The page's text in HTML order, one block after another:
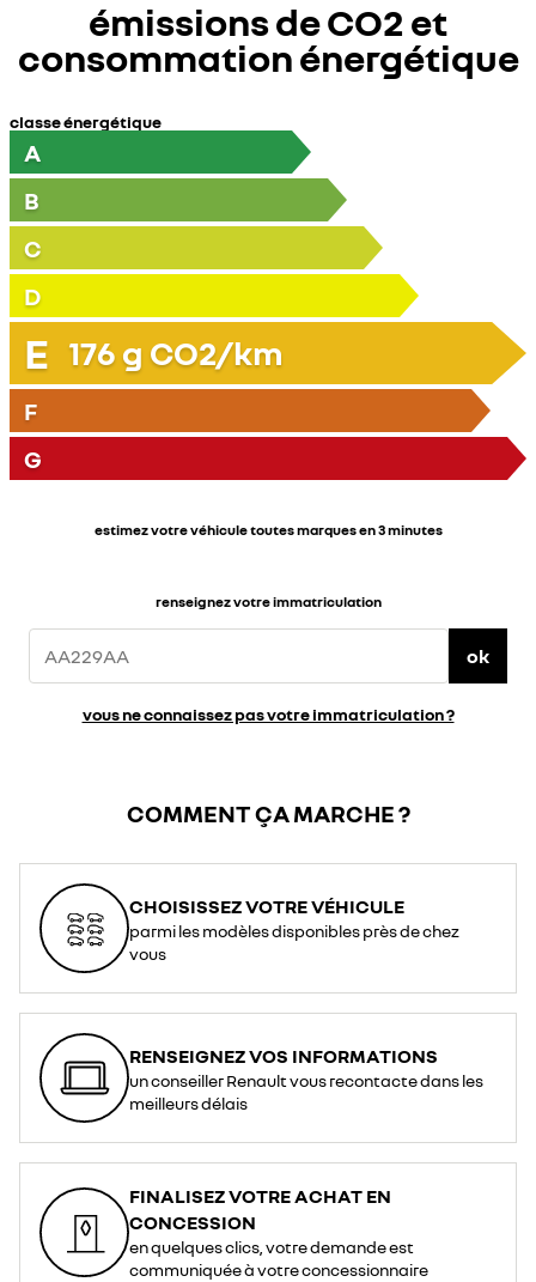
émissions de CO2 et
consommation énergétique
classe énergétique
A
B
C
D
E 176 g CO2/km
F
G
estimez votre véhicule toutes marques en 3 minutes
renseignez votre immatriculation
ok
vous ne connaissez pas votre immatriculation ?
COMMENT ÇA MARCHE ?
CHOISISSEZ VOTRE VÉHICULE
parmi les modèles disponibles près de chez
vous
RENSEIGNEZ VOS INFORMATIONS
un conseiller Renault vous recontacte dans les
meilleurs délais
FINALISEZ VOTRE ACHAT EN
CONCESSION
en quelques clics, votre demande est
communiquée à votre concessionnaire